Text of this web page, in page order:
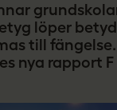
löper
till
nya rapport F